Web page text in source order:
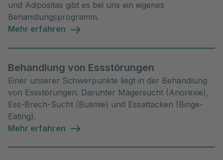
und Adipositas gibt es bei uns ein eigenes
Behandlungsprogramm.
Mehr erfahren
Behandlung von Essstörungen
Einer unserer Schwerpunkte liegt in der Behandlung
von Essstörungen. Darunter Magersucht (Anorexie),
Ess-Brech-Sucht (Bulimie) und Essattacken (Binge-
Eating).
Mehr erfahren